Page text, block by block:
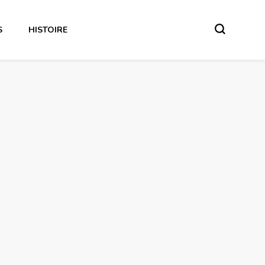
HISTOIRE